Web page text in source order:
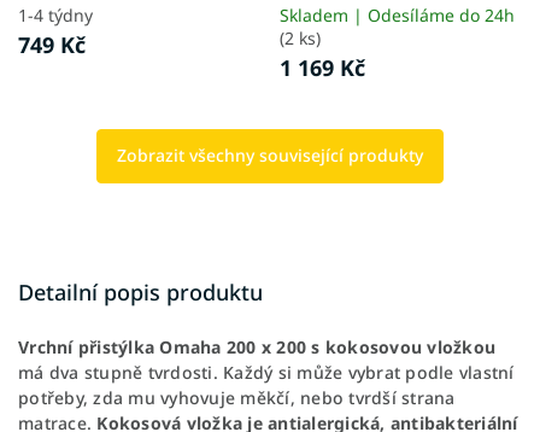
1-4 týdny
749 Kč
Skladem | Odesíláme do 24h
(2 ks)
1 169 Kč
Zobrazit všechny související produkty
Detailní popis produktu
Vrchní přistýlka Omaha 200 x 200 s kokosovou vložkou
má dva stupně tvrdosti. Každý si může vybrat podle vlastní
potřeby, zda mu vyhovuje měkčí, nebo tvrdší strana
matrace. Kokosová vložka je antialergická, antibakteriální